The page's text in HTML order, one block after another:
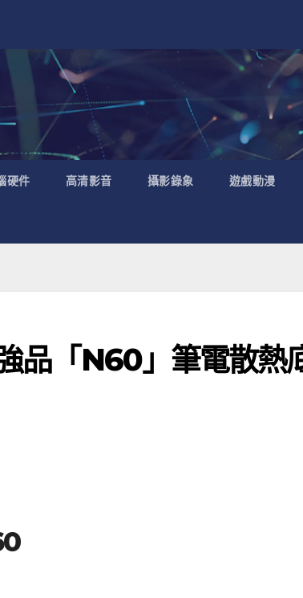
硬件 高清影音 攝影錄象 遊戲動漫
品「N60」筆電散熱